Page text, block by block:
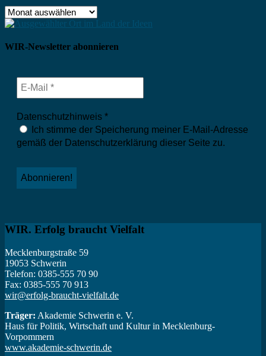
Archiv
WIR-Newsletter abonnieren
Datenschutzhinweis *
Ich stimme der Speicherung meiner E-Mail-Adresse
gemäß der Datenschutzerklärung dieser Seite zu.
WIR. Erfolg braucht Vielfalt
Mecklenburgstraße 59
19053 Schwerin
Telefon: 0385-555 70 90
Fax: 0385-555 70 913
wir@erfolg-braucht-vielfalt.de
Träger: Akademie Schwerin e. V.
Haus für Politik, Wirtschaft und Kultur in Mecklenburg-
Vorpommern
www.akademie-schwerin.de